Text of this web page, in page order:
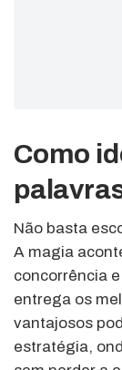
Como
Não basta
A magia
concorrência
entrega os
vantajosos
estratégia,